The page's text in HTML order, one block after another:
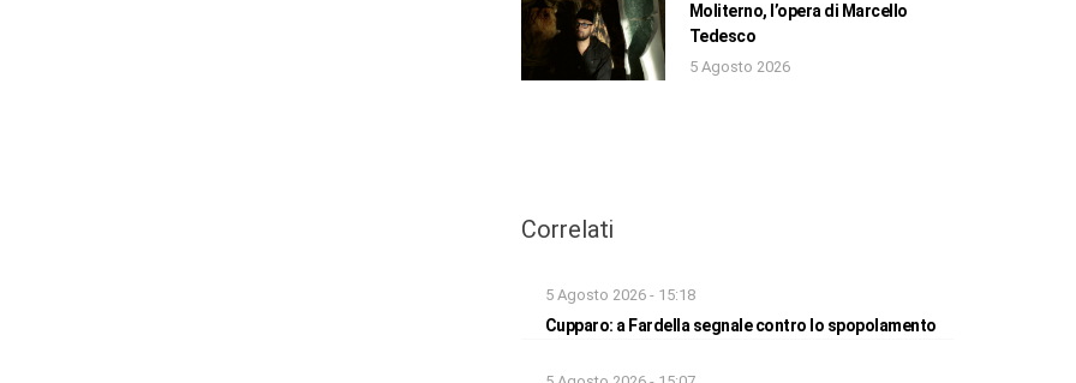
Moliterno, l’opera di Marcello
Tedesco
5 Agosto 2026
Correlati
5 Agosto 2026 - 15:18
Cupparo: a Fardella segnale contro lo spopolamento